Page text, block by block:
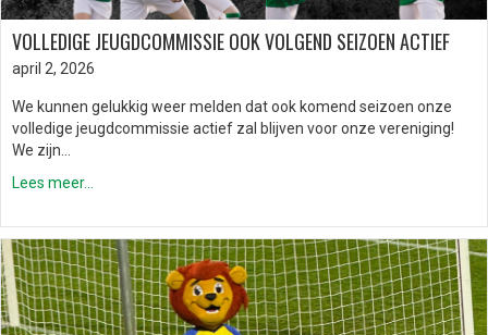
VOLLEDIGE JEUGDCOMMISSIE OOK VOLGEND SEIZOEN ACTIEF
april 2, 2026
We kunnen gelukkig weer melden dat ook komend seizoen onze
volledige jeugdcommissie actief zal blijven voor onze vereniging!
We zijn…
Lees meer...